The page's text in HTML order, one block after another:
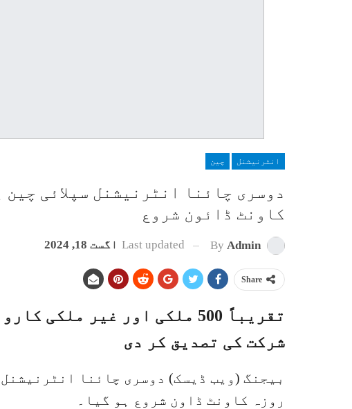
انٹرنیشنل چین
کاونٹ ڈائون شروع
By Admin
Last updated اگست 18, 2024
Share
تقریباً 500 ملکی اور غیر
شرکت کی تصدیق کر دی
روزہ کاونٹ ڈاون شروع ہو گیا۔